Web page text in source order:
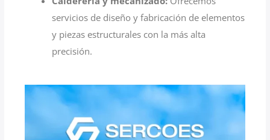
servicios de diseño y fabricación de elementos
y piezas estructurales con la más alta
precisión.